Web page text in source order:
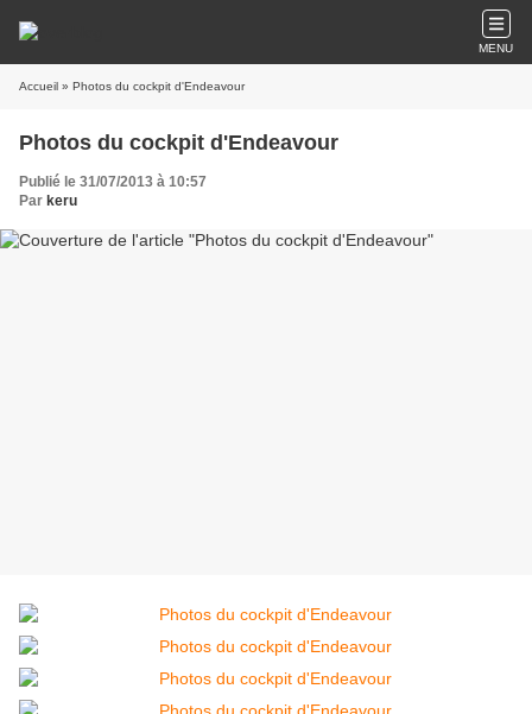
MENU
Accueil » Photos du cockpit d'Endeavour
Photos du cockpit d'Endeavour
Publié le 31/07/2013 à 10:57
Par keru